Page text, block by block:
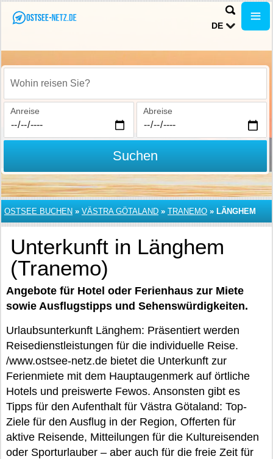
DE
Wohin reisen Sie?
Anreise Abreise
Suchen
OSTSEE BUCHEN » VÄSTRA GÖTALAND » TRANEMO » LÄNGHEM
Unterkunft in Länghem
(Tranemo)
Angebote für Hotel oder Ferienhaus zur Miete
sowie Ausflugstipps und Sehenswürdigkeiten.
Urlaubsunterkunft Länghem: Präsentiert werden
Reisedienstleistungen für die individuelle Reise.
/www.ostsee-netz.de bietet die Unterkunft zur
Ferienmiete mit dem Hauptaugenmerk auf örtliche
Hotels und preiswerte Fewos. Ansonsten gibt es
Tipps für den Aufenthalt für Västra Götaland: Top-
Ziele für den Ausflug in der Region, Offerten für
aktive Reisende, Mitteilungen für die Kultureisenden
oder Sporturlauber – aber auch für die freie Zeit für